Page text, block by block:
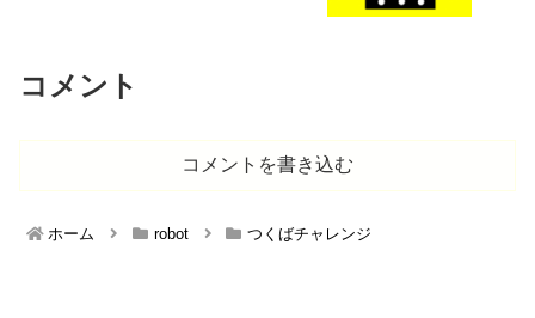
コメント
コメントを書き込む
ホーム robot つくばチャレンジ